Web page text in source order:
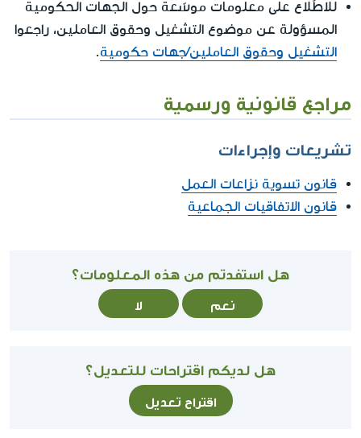
للاطّلاع على معلومات موسّعة حول الجهات الحكومية
المسؤولة عن موضوع التشغيل وحقوق العاملين، راجعوا
التشغيل وحقوق العاملين/جهات حكومية.
مراجع قانونية ورسمية
تشريعات وإجراءات
قانون تسوية نزاعات العمل
قانون الاتفاقيات الجماعية
هل استفدتم من هذه المعلومات؟
نعم لا
هل لديكم اقتراحات للتعديل؟
اقتراح تعديل